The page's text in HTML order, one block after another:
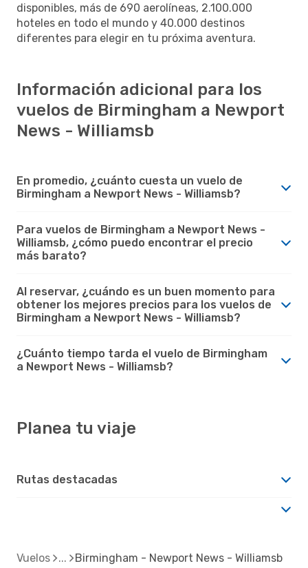
disponibles, más de 690 aerolíneas, 2.100.000
hoteles en todo el mundo y 40.000 destinos
diferentes para elegir en tu próxima aventura.
Información adicional para los
vuelos de Birmingham a Newport
News - Williamsb
En promedio, ¿cuánto cuesta un vuelo de
Birmingham a Newport News - Williamsb?
Para vuelos de Birmingham a Newport News -
Williamsb, ¿cómo puedo encontrar el precio
más barato?
Al reservar, ¿cuándo es un buen momento para
obtener los mejores precios para los vuelos de
Birmingham a Newport News - Williamsb?
¿Cuánto tiempo tarda el vuelo de Birmingham
a Newport News - Williamsb?
Planea tu viaje
Rutas destacadas
Vuelos Birmingham - Newport News - Williamsb